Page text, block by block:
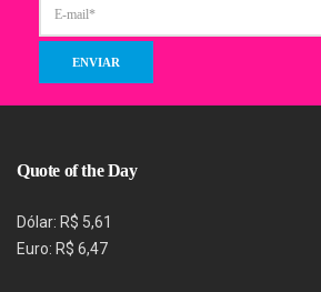
Quote of the Day
Dólar: R$ 5,61
Euro: R$ 6,47